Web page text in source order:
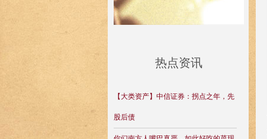
热点资讯
【大类资产】中信证券：拐点之年，先
股后债